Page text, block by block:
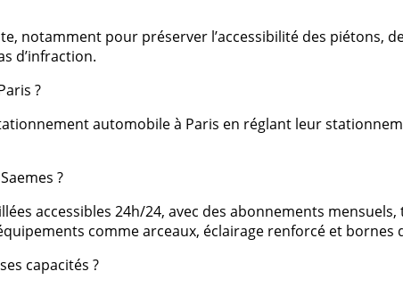
notamment pour préserver l’accessibilité des piétons,
d’infraction.
?
automobile à Paris en réglant leur
?
accessibles 24h/24, avec des abonnements
comme arceaux, éclairage renforcé et bornes
capacités ?